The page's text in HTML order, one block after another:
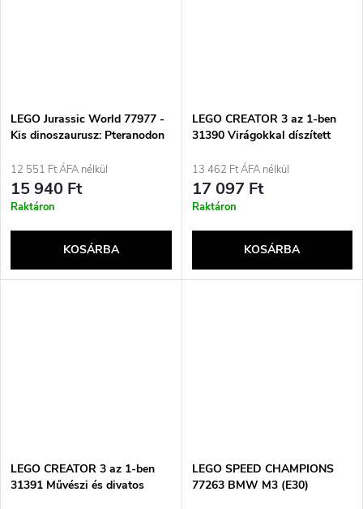
LEGO Jurassic World 77977 -
Kis dinoszaurusz: Pteranodon
12 551 Ft ÁFA nélkül
15 940 Ft
Raktáron
KOSÁRBA
LEGO CREATOR 3 az 1-ben
31390 Virágokkal díszített
13 462 Ft ÁFA nélkül
17 097 Ft
Raktáron
KOSÁRBA
LEGO CREATOR 3 az 1-ben
31391 Művészi és divatos
LEGO SPEED CHAMPIONS
77263 BMW M3 (E30)